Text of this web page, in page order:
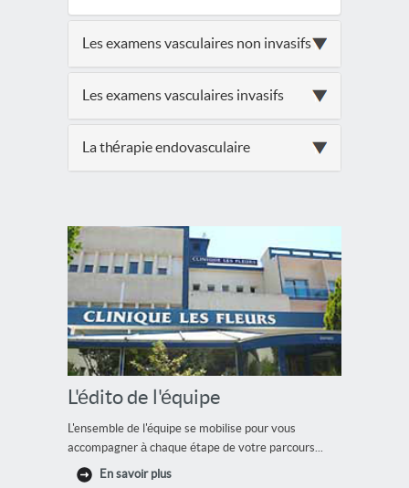
Les examens vasculaires non invasifs
Les examens vasculaires invasifs
La thérapie endovasculaire
L'édito de l'équipe
L'ensemble de l'équipe se mobilise pour vous
accompagner à chaque étape de votre parcours...
En savoir plus